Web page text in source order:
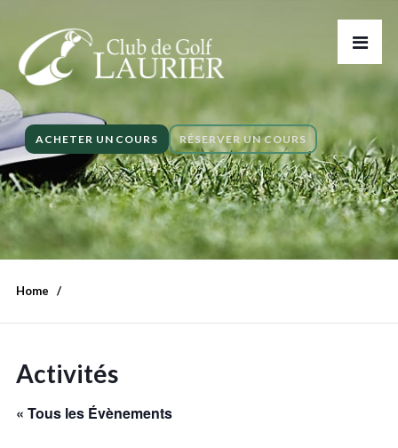
ACHETER UN COURS RÉSERVER UN COURS
Home
Activités
« Tous les Évènements